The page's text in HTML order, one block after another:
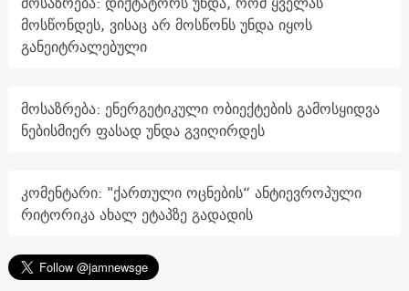
მოსწონდეს, ვისაც არ მოსწონს უნდა იყოს
განეიტრალებული
მოსაზრება: ენერგეტიკული ობიექტების გამოსყიდვა
ნებისმიერ ფასად უნდა გვიღირდეს
კომენტარი: "ქართული ოცნების“ ანტიევროპული
რიტორიკა ახალ ეტაპზე გადადის